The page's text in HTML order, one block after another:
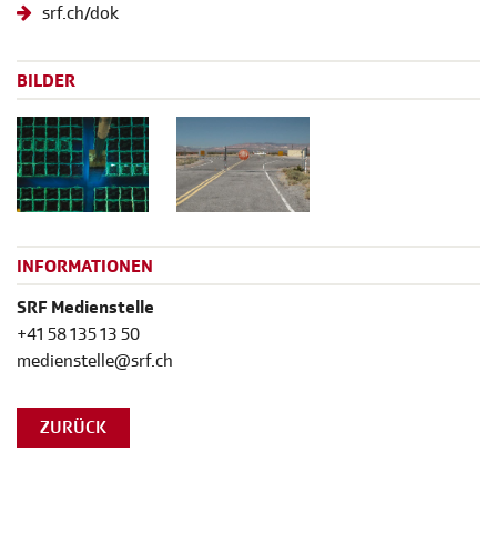
srf.ch/dok
BILDER
INFORMATIONEN
SRF Medienstelle
+41 58 135 13 50
medienstelle@srf.ch
ZURÜCK